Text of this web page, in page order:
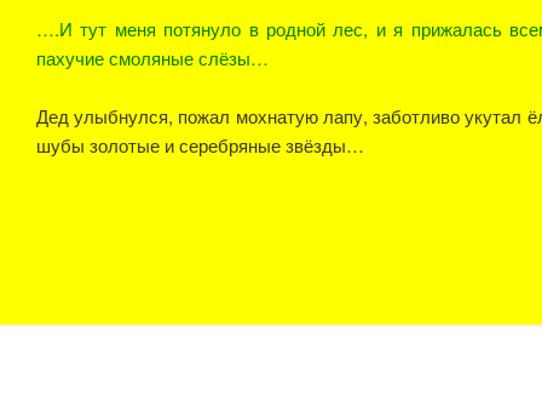
….И тут меня потянуло в родной лес, и я прижалась
пахучие смоляные слёзы…
Дед улыбнулся, пожал мохнатую лапу, заботливо укутал
шубы золотые и серебряные звёзды…